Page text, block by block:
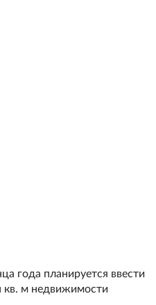
года планируется ввести
кв. м недвижимости